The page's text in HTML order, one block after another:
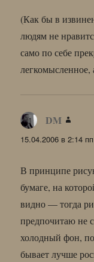
(Как бы в
людям не
само по себе
легкомысленное,
DM
15.04.2006 в 2:14 пп
В принципе
бумаге, на
видно — тогда
предпочитаю не
холодный фон,
бывает лучше